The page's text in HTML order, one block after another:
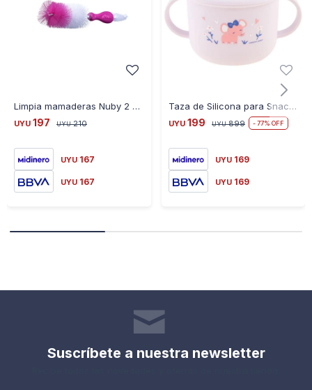
Limpia mamaderas Nuby 2 en 1 - ROSA
UYU 197 UYU 210
UYU 167
UYU 167
Taza de Silicona para Snacks - ELEFANTE
UYU 199 UYU 899 77
UYU 169
UYU 169
Suscríbete a nuestra newsletter